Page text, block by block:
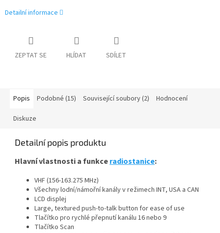
Detailní informace
ZEPTAT SE HLÍDAT SDÍLET
Popis Podobné (15) Související soubory (2) Hodnocení
Diskuze
Detailní popis produktu
Hlavní vlastnosti a funkceradiostanice:
VHF (156-163.275 MHz)
Všechny lodní/námořní kanály v režimech INT, USA a CAN
LCD displej
Large, textured push-to-talk button for ease of use
Tlačítko pro rychlé přepnutí kanálu 16 nebo 9
Tlačítko Scan